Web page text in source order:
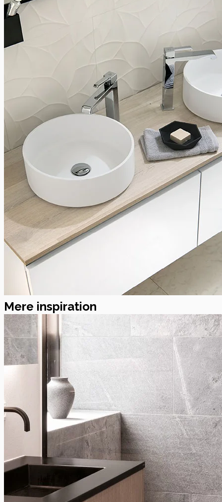
Mere inspiration